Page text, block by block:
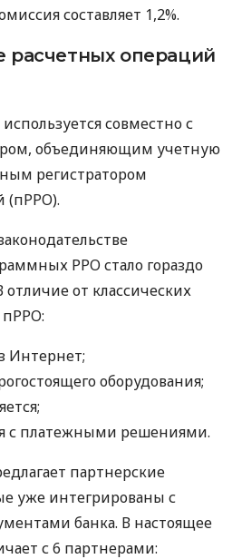
составляет 1,2%.
расчетных операций
совместно с
объединяющим учетную
регистратором
(пРРО).
РРО стало гораздо
от классических
пРРО:
Интернет;
оборудования;
с платежными решениями.
партнерские
уже интегрированы с
банка. В настоящее
с 6 партнерами: